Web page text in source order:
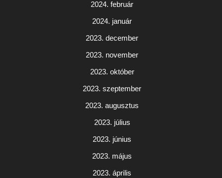
2024. február
2024. január
2023. december
2023. november
2023. október
2023. szeptember
2023. augusztus
2023. július
2023. június
2023. május
2023. április